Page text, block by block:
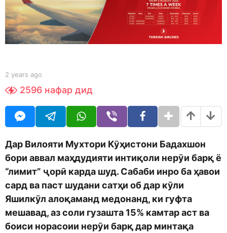
a
r
s
o
b
S
h
d
o
n
2 years ago
e
g
2596 нафар дид
Дар Вилояти Мухтори Кӯҳистони Бадахшон
бори аввал маҳдудияти интиқоли нерӯи барқ ё
“лимит” ҷорӣ карда шуд. Сабаби инро ба ҳавои
сард ва паст шудани сатҳи об дар кӯли
Яшилкӯл алоқаманд медонанд, ки гуфта
мешавад, аз соли гузашта 15% камтар аст ва
боиси норасоии нерӯи барқ дар минтақа